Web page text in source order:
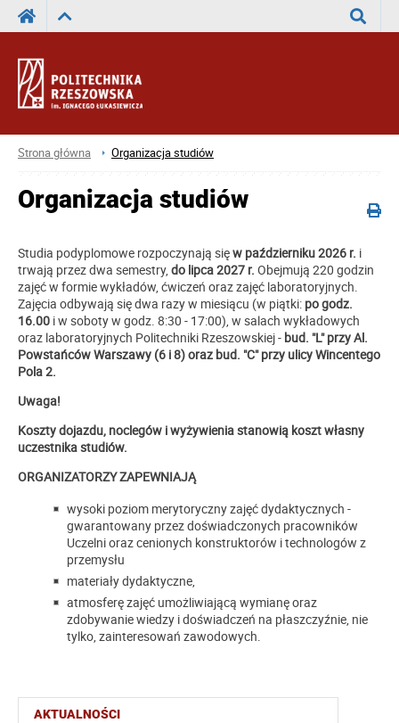
Strona główna Organizacja studiów
AKTUALNOŚCI
Organizacja studiów
Studia podyplomowe rozpoczynają sięw październiku 2026 r. i
trwają przez dwa semestry, do lipca2027 r. Obejmują 220 godzin
zajęć w formie wykładów, ćwiczeń oraz zajęć laboratoryjnych.
Zajęcia odbywają się dwa razy w miesiącu (w piątki: po godz.
16.00 i w soboty w godz. 8:30 - 17:00), w salach wykładowych
oraz laboratoryjnych Politechniki Rzeszowskiej - bud. "L" przy Al.
Powstańców Warszawy (6 i 8) oraz bud. "C" przy ulicy Wincentego
Pola 2.
Uwaga!
Koszty dojazdu, noclegów i wyżywienia stanowią koszt własny
uczestnika studiów.
ORGANIZATORZY ZAPEWNIAJĄ
wysoki poziom merytoryczny zajęć dydaktycznych -
gwarantowany przez doświadczonych pracowników
Uczelni oraz cenionych konstruktorów i technologów z
przemysłu
materiały dydaktyczne,
atmosferę zajęć umożliwiającą wymianę oraz
zdobywanie wiedzy i doświadczeń na płaszczyźnie, nie
tylko, zainteresowań zawodowych.